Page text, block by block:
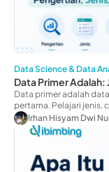
Data Science & Data
Data Primer
Data primer adalah
pertama. Pelajari jenis,
Irhan Hisyam Dwi